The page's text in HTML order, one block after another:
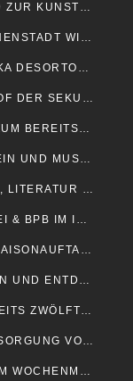
MARTINITURM UND NIEDERNTOR SIND ZUR KUNSTMAUER GEÖFFNET
STROMNETZ IN DER BLOMBERGER INNENSTADT WIRD MODERNISIERT
HSG VERPFLICHTET TSCHECHIN ELISKA DESORTOVA
ZWEITER BAUABSCHNITT AM SCHULHOF DER SEKUNDARSCHULE
BLOMBERGER KUNSTMAUER FINDET ZUM BEREITS 25. MAL STATT
AM VORABEND DER KUNSTMAUER: WEIN UND MUSIK AM MARTINITURM
HECKEN-FESTIVAL VERBINDET NATUR, LITERATUR UND BAROCKMUSIK
SPATENSTICH FÜR NEUBAU DER REMEI & BPB IM INDUSTRIEGEBIET
DREI HEIMSPIELE FÜR DIE HSG ZUM SAISONAUFTAKT
DORF-FLOHMARKT LÄDT ZUM STÖBERN UND ENTDECKEN EIN
OLDTIMER-TREFFEN FINDET ZUM BEREITS ZWÖLFTEN MAL STATT
NEUE AUFKLEBER: DIE RICHTIGE ENTSORGUNG VON HUNDEKOT
EINGESCHRÄNKTES ANGEBOT AUF DEM WOCHENMARKT